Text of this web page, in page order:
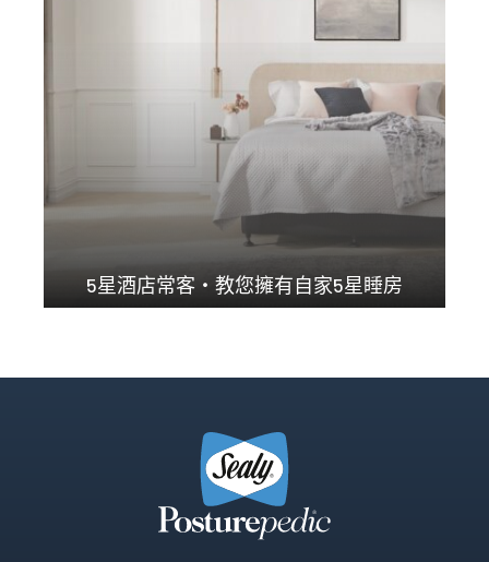
5星酒店常客・教您擁有自家5星睡房